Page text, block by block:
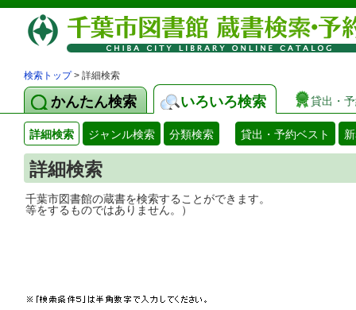
検索トップ> 詳細検索
かんたん検索 いろいろ検索 貸出・
詳細検索 ジャンル検索 分類検索 貸出・予約ベスト
詳細検索
千葉市図書館の蔵書を検索することがで
等をするものではありません。）